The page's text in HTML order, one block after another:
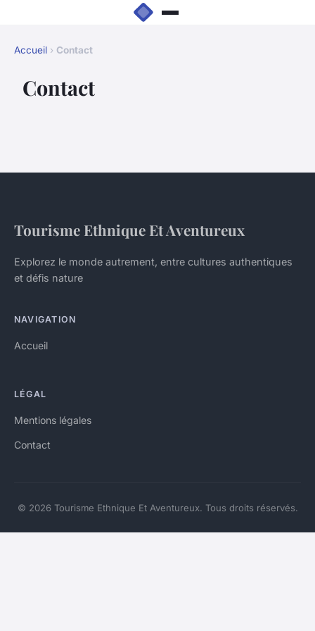
Accueil › Contact
Contact
Tourisme Ethnique Et Aventureux
Explorez le monde autrement, entre cultures authentiques
et défis nature
NAVIGATION
Accueil
LÉGAL
Mentions légales
Contact
© 2026 Tourisme Ethnique Et Aventureux. Tous droits réservés.